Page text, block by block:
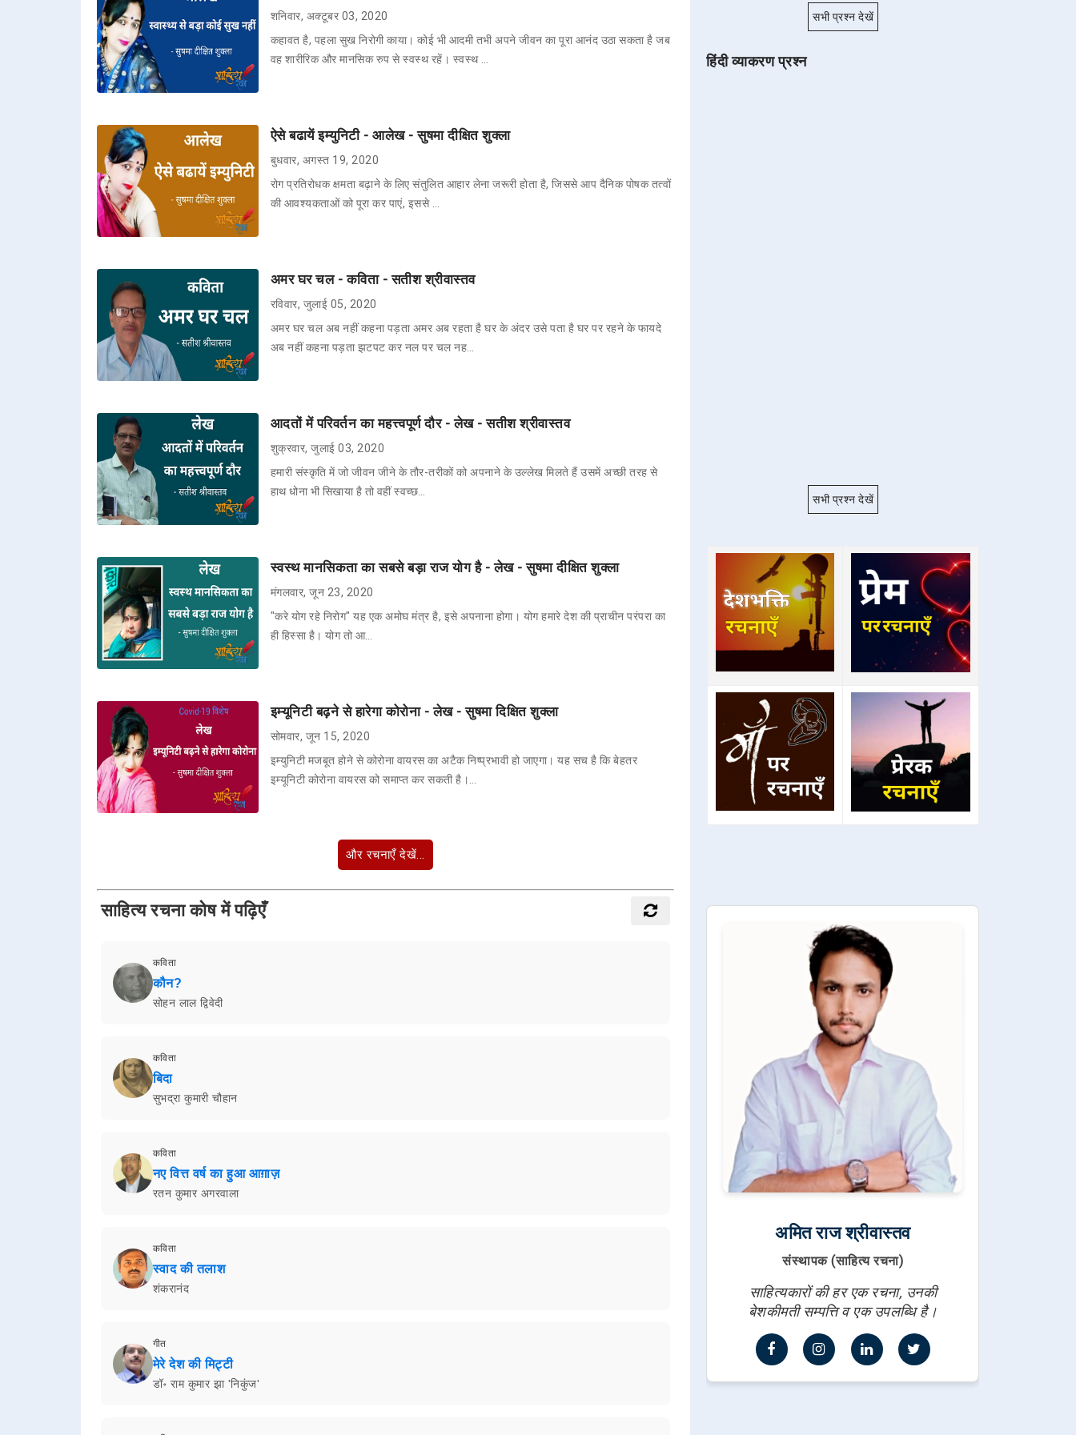
शनिवार, अक्टूबर 03, 2020
कहावत है, पहला सुख निरोगी काया। कोई भी आदमी तभी अपने जीवन का पूरा आनंद उठा सकता है जब
वह शारीरिक और मानसिक रुप से स्वस्थ रहें। स्वस्थ …
ऐसे बढायें इम्युनिटी - आलेख - सुषमा दीक्षित शुक्ला
बुधवार, अगस्त 19, 2020
रोग प्रतिरोधक क्षमता बढ़ाने के लिए संतुलित आहार लेना जरूरी होता है, जिससे आप दैनिक पोषक तत्वों
की आवश्यकताओं को पूरा कर पाएं, इससे …
अमर घर चल - कविता - सतीश श्रीवास्तव
रविवार, जुलाई 05, 2020
अमर घर चल अब नहीं कहना पड़ता अमर अब रहता है घर के अंदर उसे पता है घर पर रहने के फायदे
अब नहीं कहना पड़ता झटपट कर नल पर चल नह…
आदतों में परिवर्तन का महत्त्वपूर्ण दौर - लेख - सतीश श्रीवास्तव
शुक्रवार, जुलाई 03, 2020
हमारी संस्कृति में जो जीवन जीने के तौर-तरीकों को अपनाने के उल्लेख मिलते हैं उसमें अच्छी तरह से
हाथ धोना भी सिखाया है तो वहीं स्वच्छ…
स्वस्थ मानसिकता का सबसे बड़ा राज योग है - लेख - सुषमा दीक्षित शुक्ला
मंगलवार, जून 23, 2020
"करे योग रहे निरोग" यह एक अमोघ मंत्र है, इसे अपनाना होगा। योग हमारे देश की प्राचीन परंपरा का
ही हिस्सा है। योग तो आ…
इम्यूनिटी बढ़ने से हारेगा कोरोना - लेख - सुषमा दिक्षित शुक्ला
सोमवार, जून 15, 2020
इम्युनिटी मजबूत होने से कोरोना वायरस का अटैक निष्प्रभावी हो जाएगा। यह सच है कि बेहतर
इम्यूनिटी कोरोना वायरस को समाप्त कर सकती है।…
और रचनाएँ देखें...
साहित्य रचना कोष में पढ़िएँ
कविता
कौन?
सोहन लाल द्विवेदी
कविता
बिदा
सुभद्रा कुमारी चौहान
कविता
नए वित्त वर्ष का हुआ आग़ाज़
रतन कुमार अगरवाला
कविता
स्वाद की तलाश
शंकरानंद
गीत
मेरे देश की मिट्टी
डॉ॰ राम कुमार झा 'निकुंज'
सभी प्रश्न देखें
हिंदी व्याकरण प्रश्न
सभी प्रश्न देखें
अमित राज श्रीवास्तव
संस्थापक (साहित्य रचना)
साहित्यकारों की हर एक रचना, उनकी
बेशकीमती सम्पत्ति व एक उपलब्धि है।